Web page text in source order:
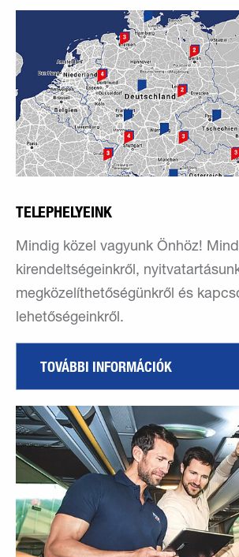
TELEPHELYEINK
Mindig közel vagyunk Önhöz!
kirendeltségeinkről,
megközelíthetőségünkről és
lehetőségeinkről.
TOVÁBBI INFORMÁCIÓK